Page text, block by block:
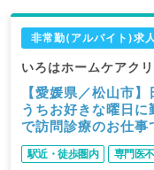
非常勤(アルバイト)求人
いろはホームケアク
【愛媛県／松山市
うちお好きな曜日
で訪問診療のお仕事
駅近・徒歩圏内 専門医